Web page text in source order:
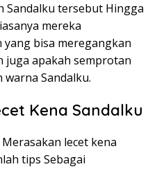
Sandalku tersebut Hingga
mereka
bisa meregangkan
juga apakah semprotan
Sandalku.
Kena Sandalku
lecet kena
tips Sebagai